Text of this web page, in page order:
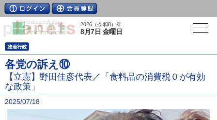
2026（令和8）年
8月7日 金曜日
各党の訴え⑩
【立憲】野田佳彦代表／「食料品の消費税０が有効
な政策」
2025/07/18